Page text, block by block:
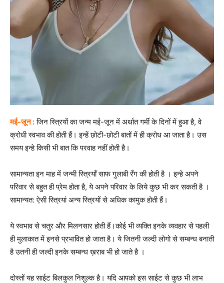
मई-जून : जिन स्त्रियों का जन्म मई-जून में अर्थात गर्मी के दिनों में हुआ है, वे
क्रोधी स्वभाव की होती हैं। इन्हें छोटी-छोटी बातों में ही क्रोध आ जाता है। उस
समय इन्हे किसी भी बात कि परवाह नहीं होती है।
सामान्यता इन माह में जन्मी स्त्रियॉं साफ गुलाबी रँग की होती है । इन्हे अपने
परिवार से बहुत ही प्रेम होता है, ये अपने परिवार के लिये कुछ भी कर सकती है ।
सामान्यत: ऐसी स्त्रियां अन्य स्त्रियों से अधिक कामुक होती हैं।
ये स्वभाव से चतुर और मिलनसार होती हैं।कोई भी व्यक्ति इनके व्यवहार से पहली
ही मुलाकात में इनसे प्रभावित हो जाता है। ये जितनी जल्दी लोगो से सम्बन्ध बनाती
है उतनी ही जल्दी इनके सम्बन्ध ख़राब भी हो जाते है ।
दोस्तों यह साईट बिलकुल निशुल्क है। यदि आपको इस साईट से कुछ भी लाभ